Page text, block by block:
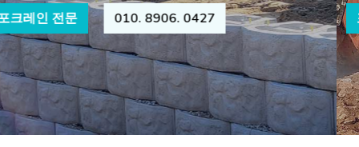
포크레인 전문 010. 8906. 0427